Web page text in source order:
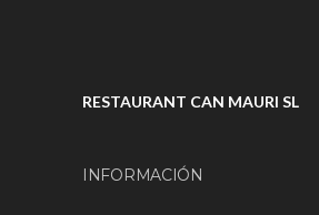
RESTAURANT CAN MAURI SL
INFORMACIÓN